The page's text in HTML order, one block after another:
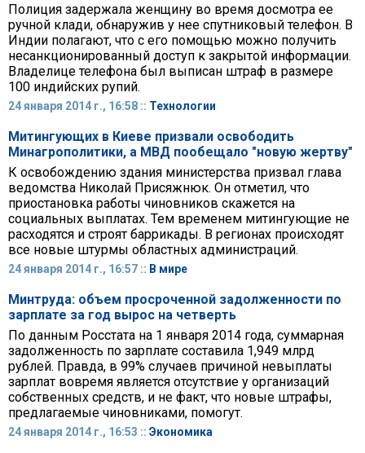
Полиция задержала женщину во время досмотра ее
ручной клади, обнаружив у нее спутниковый телефон. В
Индии полагают, что с его помощью можно получить
несанкционированный доступ к закрытой информации.
Владелице телефона был выписан штраф в размере
100 индийских рупий.
24 января 2014 г., 16:58 :: Технологии
Митингующих в Киеве призвали освободить
Минагрополитики, а МВД пообещало "новую жертву"
К освобождению здания министерства призвал глава
ведомства Николай Присяжнюк. Он отметил, что
приостановка работы чиновников скажется на
социальных выплатах. Тем временем митингующие не
расходятся и строят баррикады. В регионах происходят
все новые штурмы областных администраций.
24 января 2014 г., 16:57 :: В мире
Минтруда: объем просроченной задолженности по
зарплате за год вырос на четверть
По данным Росстата на 1 января 2014 года, суммарная
задолженность по зарплате составила 1,949 млрд
рублей. Правда, в 99% случаев причиной невыплаты
зарплат вовремя является отсутствие у организаций
собственных средств, и не факт, что новые штрафы,
предлагаемые чиновниками, помогут.
24 января 2014 г., 16:53 :: Экономика